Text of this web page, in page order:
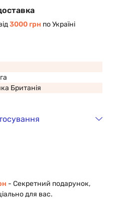
3000 грн по Україні
Британія
- Cекретний подарунок,
для вас.